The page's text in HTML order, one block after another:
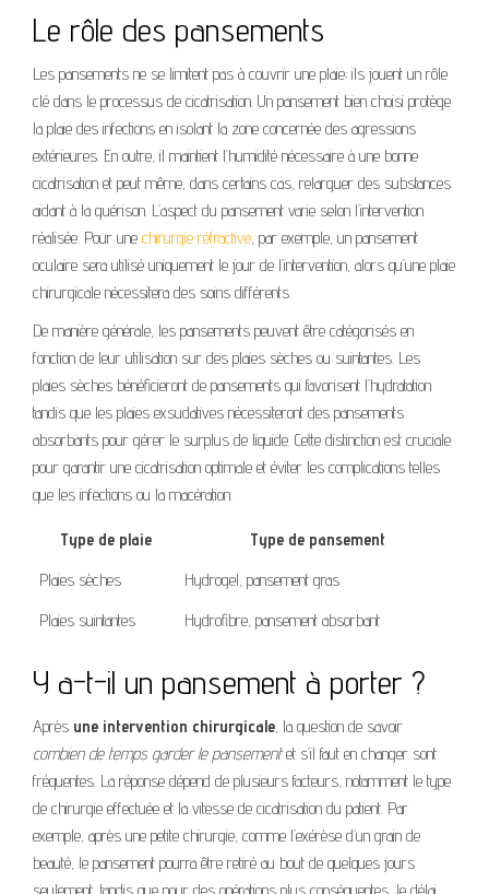
Le rôle des pansements
Les pansements ne se limitent pas à couvrir une plaie; ils jouent un rôle
clé dans le processus de cicatrisation. Un pansement bien choisi protège
la plaie des infections en isolant la zone concernée des agressions
extérieures. En outre, il maintient l’humidité nécessaire à une bonne
cicatrisation et peut même, dans certains cas, relarguer des substances
aidant à la guérison. L’aspect du pansement varie selon l’intervention
réalisée. Pour une chirurgie réfractive, par exemple, un pansement
oculaire sera utilisé uniquement le jour de l’intervention, alors qu’une plaie
chirurgicale nécessitera des soins différents.
De manière générale, les pansements peuvent être catégorisés en
fonction de leur utilisation sur des plaies sèches ou suintantes. Les
plaies sèches bénéficieront de pansements qui favorisent l’hydratation
tandis que les plaies exsudatives nécessiteront des pansements
absorbants pour gérer le surplus de liquide. Cette distinction est cruciale
pour garantir une cicatrisation optimale et éviter les complications telles
que les infections ou la macération.
Type de plaie
Type de pansement
Plaies sèches
Hydrogel, pansement gras
Plaies suintantes
Hydrofibre, pansement absorbant
Y a-t-il un pansement à porter ?
Après une intervention chirurgicale, la question de savoir
combien de temps garder le pansementet s’il faut en changer sont
fréquentes. La réponse dépend de plusieurs facteurs, notamment le type
de chirurgie effectuée et la vitesse de cicatrisation du patient. Par
exemple, après une petite chirurgie, comme l’exérèse d’un grain de
beauté, le pansement pourra être retiré au bout de quelques jours